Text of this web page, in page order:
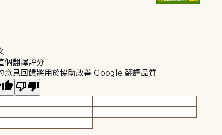
個翻譯評分
意見回饋將用於協助改善 Google 翻譯品質